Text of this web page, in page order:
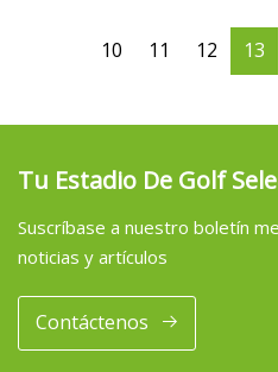
10 11 12 13
Tu Estadio De Golf
Suscríbase a nuestro boletín
noticias y artículos
Contáctenos